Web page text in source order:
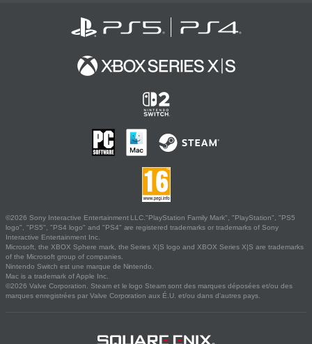
©2026 Sony Interactive Entertainment LLC."PlayStation Family Mark", "PlayStation", "PS5
logo", "PS5", "PS4 logo" and "PS4" are registered trademarks or trademarks of Sony
Interactive Entertainment Inc.
Microsoft, the XBOX Sphere mark, the Series X|S logo and XBOX Series X|S are trademarks
of the Microsoft group of companies.
Nintendo Switch est une marque de Nintendo.
Mac is a trademark of Apple Inc.
©2026 Valve Corporation. Steam et le logo Steam sont des marques déposées et/ou des
marques enregistrées par Valve Corporation aux É.U. et/ou dans d'autres pays.